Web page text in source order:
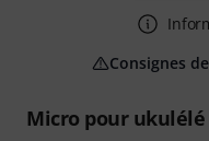
Micro pour ukulélé
Consignes